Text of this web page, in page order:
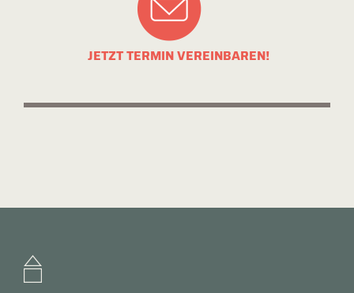
JETZT TERMIN VEREINBAREN!